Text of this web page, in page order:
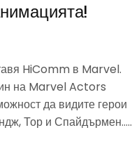
HiComm в Marvel.
на Marvel Actors
да видите герои
Тор и Спайдърмен…..